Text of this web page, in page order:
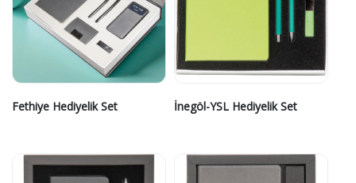
Fethiye Hediyelik Set İnegöl-YSL Hediyelik Set